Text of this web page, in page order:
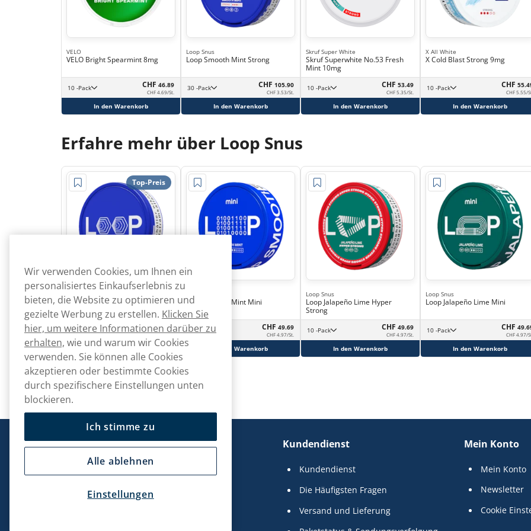
VELO
VELO Bright Spearmint 8mg
10 -Pack CHF 46.89
CHF 4.69/St.
In den Warenkorb
Loop Snus
Loop Smooth Mint Strong
30 -Pack CHF 105.90
CHF 3.53/St.
In den Warenkorb
Skruf Super White
Skruf Superwhite No.53 Fresh
Mint 10mg
10 -Pack CHF 53.49
CHF 5.35/St.
In den Warenkorb
X All White
X Cold Blast Strong 9mg
10 -Pack CHF
CHF 5.55/
In den Warenkorb
Erfahre mehr über Loop Snus
Top-Preis
Loop Snus
Loop Smooth Mint Strong
30 -Pack CHF105.90
CHF 3.53/St.
In den Warenkorb
Loop Snus
Loop Smooth Mint Mini
10 -Pack CHF 49.69
CHF 4.97/St.
In den Warenkorb
Loop Snus
Loop Jalapeño Lime Hyper
Strong
10 -Pack CHF 49.69
CHF 4.97/St.
In den Warenkorb
Loop Snus
Loop Jalapeño Lime Mini
10 -Pack CHF
CHF 4.97/
In den Warenkorb
Snusmarkt Kundendienst
Kundendienst
Die Häufigsten Fragen
Versand und Lieferung
Mein Konto
Mein Konto
Newsletter
Cookie
Wir verwenden Cookies, um Ihnen ein
personalisiertes Einkaufserlebnis zu
bieten, die Website zu optimieren und
gezielte Werbung zu erstellen. Klicken Sie
hier, um weitere Informationen darüber zu
erhalten, wie und warum wir Cookies
verwenden. Sie können alle Cookies
akzeptieren oder bestimmte Cookies
durch spezifischere Einstellungen unten
blockieren.
Ich stimme zu
Alle ablehnen
Einstellungen